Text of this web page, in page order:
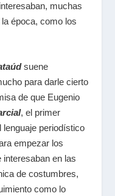
muchas
época, como los
suene
para darle cierto
de que Eugenio
, el primer
lenguaje periodístico
empezar los
en las
de costumbres,
como lo